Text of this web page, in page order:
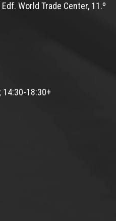
World Trade Center, 11.º
14:30-18:30+